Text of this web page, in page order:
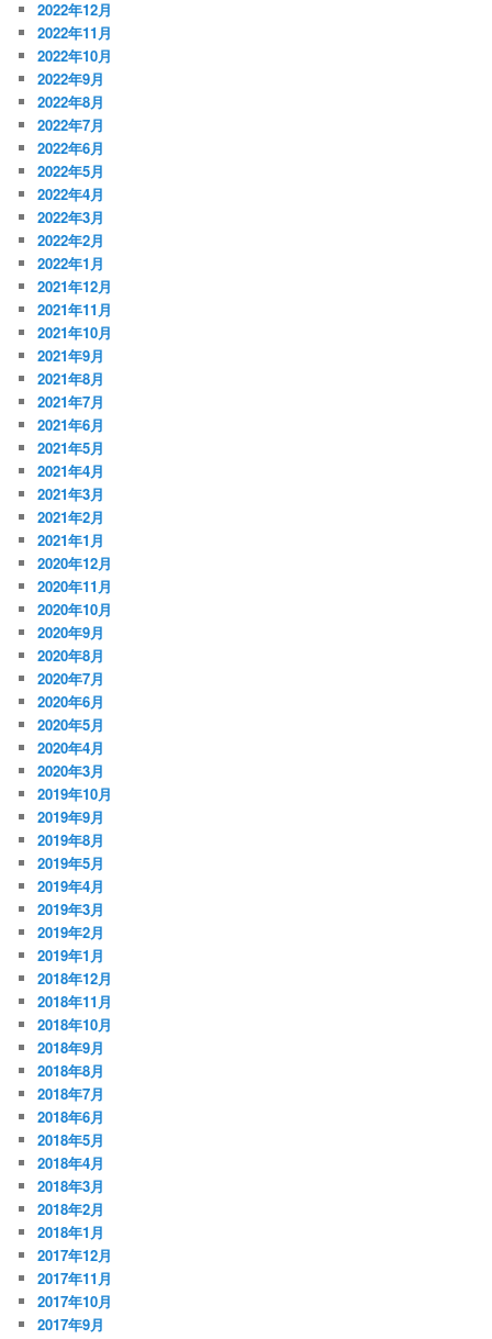
2022年12月
2022年11月
2022年10月
2022年9月
2022年8月
2022年7月
2022年6月
2022年5月
2022年4月
2022年3月
2022年2月
2022年1月
2021年12月
2021年11月
2021年10月
2021年9月
2021年8月
2021年7月
2021年6月
2021年5月
2021年4月
2021年3月
2021年2月
2021年1月
2020年12月
2020年11月
2020年10月
2020年9月
2020年8月
2020年7月
2020年6月
2020年5月
2020年4月
2020年3月
2019年10月
2019年9月
2019年8月
2019年5月
2019年4月
2019年3月
2019年2月
2019年1月
2018年12月
2018年11月
2018年10月
2018年9月
2018年8月
2018年7月
2018年6月
2018年5月
2018年4月
2018年3月
2018年2月
2018年1月
2017年12月
2017年11月
2017年10月
2017年9月